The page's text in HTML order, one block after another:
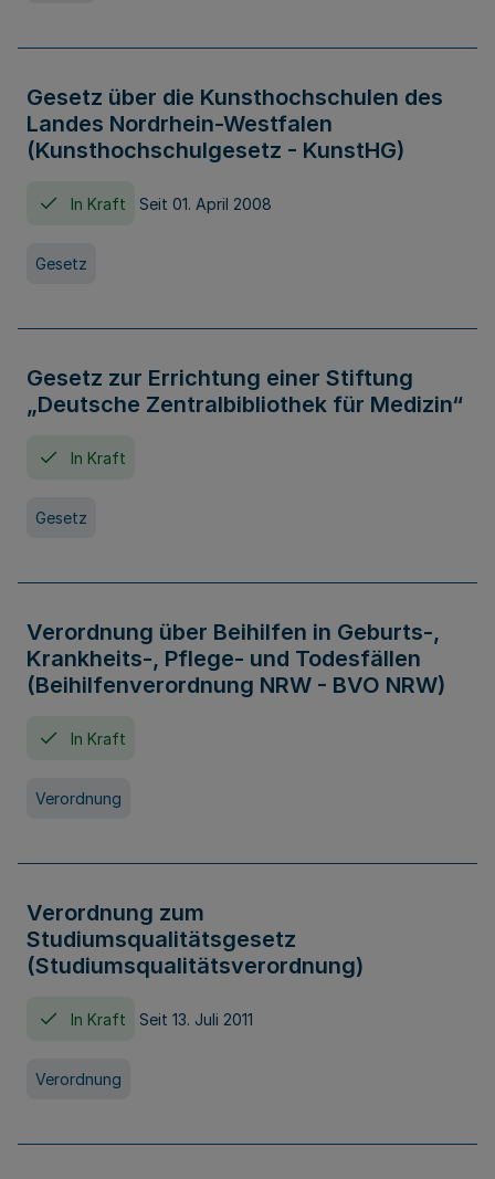
Gesetz über die Kunsthochschulen des
Landes Nordrhein-Westfalen
(Kunsthochschulgesetz - KunstHG)
In Kraft Seit 01. April 2008
Gesetz
Gesetz zur Errichtung einer Stiftung
„Deutsche Zentralbibliothek für Medizin“
In Kraft
Gesetz
Verordnung über Beihilfen in Geburts-,
Krankheits-, Pflege- und Todesfällen
(Beihilfenverordnung NRW - BVO NRW)
In Kraft
Verordnung
Verordnung zum
Studiumsqualitätsgesetz
(Studiumsqualitätsverordnung)
In Kraft Seit 13. Juli 2011
Verordnung